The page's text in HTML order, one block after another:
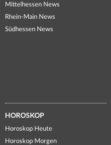
Mittelhessen News
Rhein-Main News
Südhessen News
HOROSKOP
Horoskop Heute
Horoskop Morgen